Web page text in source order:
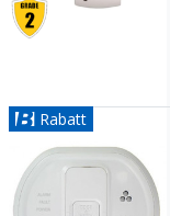
Rabatt